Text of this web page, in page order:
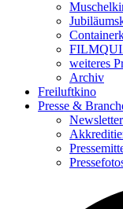
weiteres
Archiv
Freiluftkino
Presse &
Newsletter